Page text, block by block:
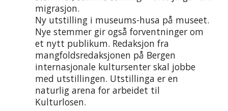
migrasjon.
Ny utstilling i museums-husa på museet.
Nye stemmer gir også forventninger om
et nytt publikum. Redaksjon fra
mangfoldsredaksjonen på Bergen
internasjonale kultursenter skal jobbe
med utstillingen. Utstillinga er en
naturlig arena for arbeidet til
Kulturlosen.